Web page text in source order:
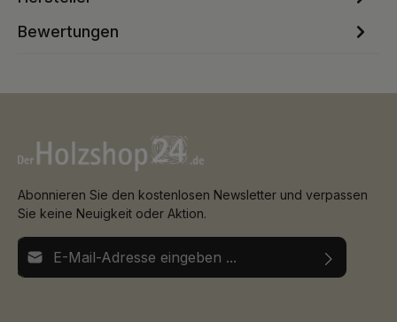
Bewertungen
Abonnieren Sie den kostenlosen Newsletter und verpassen
Sie keine Neuigkeit oder Aktion.
E-Mail-Adresse*